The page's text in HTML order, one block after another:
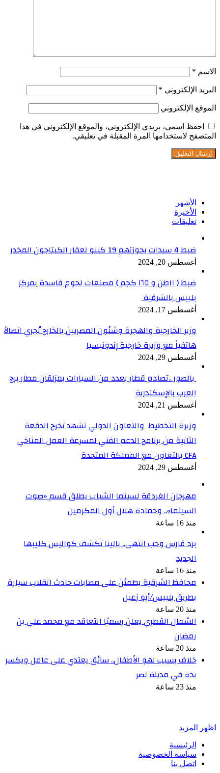
الاسم *
البريد الإلكتروني *
الموقع الإلكتروني
احفظ اسمي، بريدي الإلكتروني، والموقع الإلكتروني في هذا
المتصفح لاستخدامها المرة المقبلة في تعليقي.
الأشهر
الأخيرة
تعليقات
ضبط 4 سيدات بحوزتهم 19 كيلو لعقار الكبتاجون المخدر
أغسطس 20, 2024
ضبط ( ١١طن و ١٦٥ كجم ) مصنعات لحوم فاسدة بمركز
بلبيس بالشرقية
أغسطس 17, 2024
وزير الخارجية والهجرة وشئون المصريين بالخارج يُجري اتصالاً
هاتفياً مع وزيرة خارجية إندونيسيا
أغسطس 29, 2024
بالصور ..تصادم قطار بعدد من السيارات بمزلقان مطار برج
العرب بالإسكندرية
أغسطس 21, 2024
وزيرة التخطيط والتعاون الدولي تشهد تخرج الدفعة
الثانية من برنامج الدعم الفني لمسرعة العمل المناخي
CFA بالتعاون مع المملكة المتحدة
أغسطس 29, 2024
مهرجان الغردقة لسينما الشباب يطلق قسم «صوت
السينما».. وحمادة هلال أول المكرمين
منذ 16 ساعة
برد قارس وحب انتهى.. يالينا تكشف كواليس كليبها
الجديد
منذ 16 ساعة
محافظ الشرقية يطمئن على مصابات حادث انقلاب سيارة
بطريق بلبيس/أبو زعبل
منذ 20 ساعة
الشمال القطري يعلن رسميًا التعاقد مع محمد علي بن
رمضان
منذ 20 ساعة
خلاف بسبب لهو الأطفال.. سائق يعتدي على عامل ويكسر
يده في مدينة نصر
منذ 23 ساعة
اظهر المزيد
الرئيسية
سياسة الخصوصية
اتصل بنا